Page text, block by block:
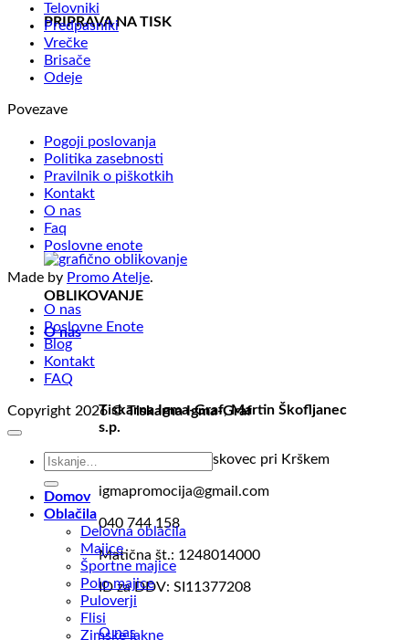
PRIPRAVA NA TISK
OBLIKOVANJE
O nas
Tiskarna Igma-Graf, Martin Škofljanec
s.p.
Brege 60, 8273 Leskovec pri Krškem
igmapromocija@gmail.com
040 744 158
Matična št.: 1248014000
ID za DDV: SI11377208
O nas
Telovniki
Predpasniki
Vrečke
Brisače
Odeje
Povezave
Pogoji poslovanja
Politika zasebnosti
Pravilnik o piškotkih
Kontakt
O nas
Faq
Poslovne enote
Made by Promo Atelje.
O nas
Poslovne Enote
Blog
Kontakt
FAQ
Copyright 2026 ©Tiskarna Igma-Graf
Išči:
Domov
Oblačila
Delovna oblačila
Majice
Športne majice
Polo majice
Puloverji
Flisi
Zimske jakne